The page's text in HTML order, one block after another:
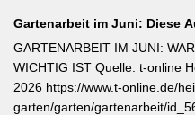
Abtrocknen des Taus, bevor
verflüchtigt. Beim Schnitt
einzelner Blätter — das fördert
ermöglicht weitere Ernten im
Büschel kopfüber an einem
Gartenarbeit im Juni: Diese
GARTENARBEIT IM JUNI:
WICHTIG IST Quelle: t-online
2026 https://www.t-online.de/
garten/garten/gartenarbeit/